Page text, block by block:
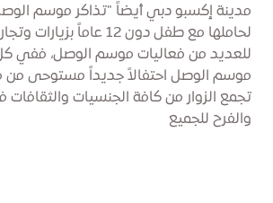
مدينة إكسبو دبي أيضاً "تذاكر موسم
لحاملها مع طفل دون 12 عاماً
للعديد من فعاليات موسم الوصل، ففي
موسم الوصل احتفالاً جديداً مستوحى من
تجمع الزوار من كافة الجنسيات والثقافات
والفرح للجميع